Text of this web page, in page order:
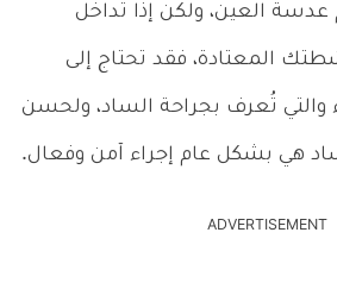
عدسة العين، ولكن إذا تداخل
المعتادة، فقد تحتاج إلى
والتي تُعرف بجراحة الساد، ولحسن
هي بشكل عام إجراء آمن وفعال.
ADVERTISEMENT